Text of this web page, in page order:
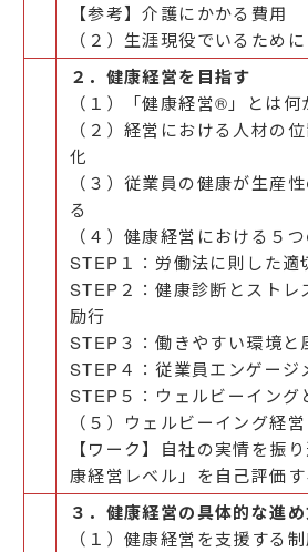
【参考】介護にかかる費用
（２）生涯現役でいるために
２．健康経営を目指す
（１）「健康経営®」とは何
（２）経営における人材の
化
（３）従業員の健康が生産
る
（４）健康経営における５
STEP１：労働法に則した適
STEP２：健康診断とストレ
励行
STEP３：働きやすい環境と
STEP４：従業員エンゲージ
STEP５：ウェルビーイング
（５）ウェルビーイング経
【ワーク】自社の実情を振
康経営レベル」を自己評価す
３．健康経営の具体的な進
（１）健康経営を支援する